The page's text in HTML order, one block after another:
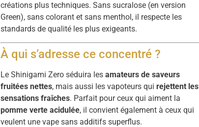
créations plus techniques. Sans sucralose (en version
Green), sans colorant et sans menthol, il respecte les
standards de qualité les plus exigeants.
À qui s’adresse ce concentré ?
Le Shinigami Zero séduira lesamateurs de saveurs
fruitées nettes, mais aussi les vapoteurs quirejettent les
sensations fraîches. Parfait pour ceux qui aiment la
pomme verte acidulée, il convient également à ceux qui
veulent une vape sans additifs superflus.